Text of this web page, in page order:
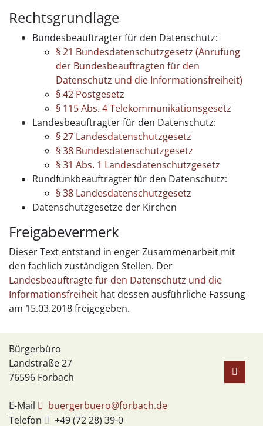
Rechtsgrundlage
Bundesbeauftragter für den Datenschutz:
§ 21 Bundesdatenschutzgesetz (Anrufung
der Bundesbeauftragten für den
Datenschutz und die Informationsfreiheit)
§ 42 Postgesetz
§ 115 Abs. 4 Telekommunikationsgesetz
Landesbeauftragter für den Datenschutz:
§ 27 Landesdatenschutzgesetz
§ 38 Bundesdatenschutzgesetz
§ 31 Abs. 1 Landesdatenschutzgesetz
Rundfunkbeauftragter für den Datenschutz:
§ 38 Landesdatenschutzgesetz
Datenschutzgesetze der Kirchen
Freigabevermerk
Dieser Text entstand in enger Zusammenarbeit mit
den fachlich zuständigen Stellen. Der
Landesbeauftragte für den Datenschutz und die
Informationsfreiheit hat dessen ausführliche Fassung
am 15.03.2018 freigegeben.
Bürgerbüro
Landstraße 27
76596 Forbach
E-Mail
buergerbuero@forbach.de
Telefon
+49 (7228) 39-0